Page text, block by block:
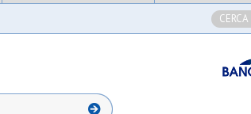
CERCA